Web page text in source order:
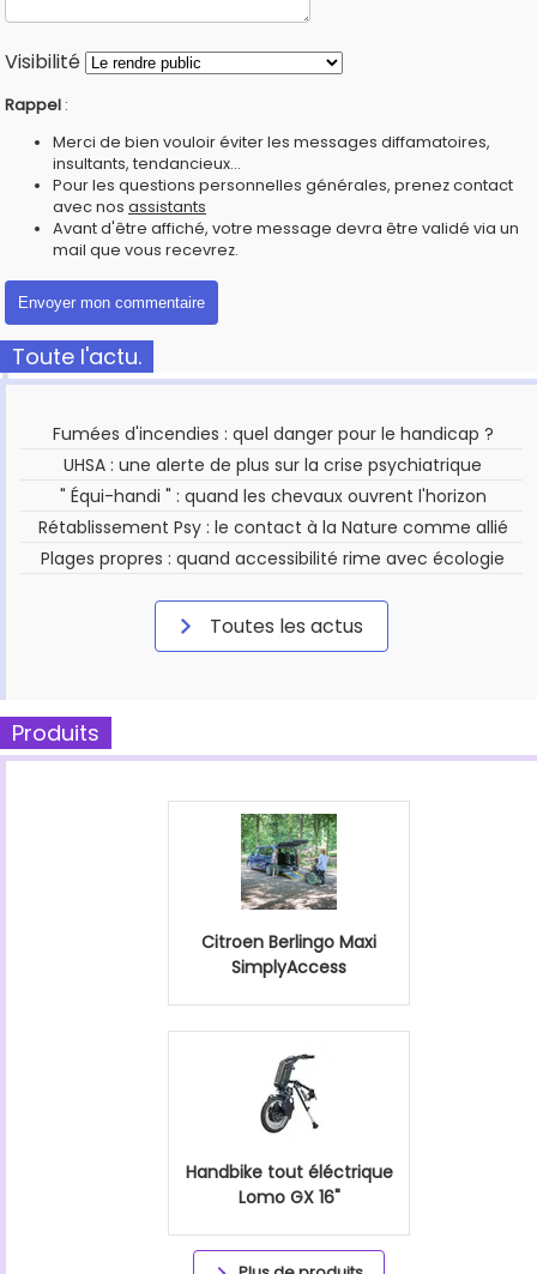
Visibilité
Rappel :
Merci de bien vouloir éviter les messages diffamatoires,
insultants, tendancieux...
Pour les questions personnelles générales, prenez contact
avec nos assistants
Avant d'être affiché, votre message devra être validé via un
mail que vous recevrez.
Toute l'actu.
Fumées d'incendies : quel danger pour le handicap ?
UHSA : une alerte de plus sur la crise psychiatrique
" Équi-handi " : quand les chevaux ouvrent l'horizon
Rétablissement Psy : le contact à la Nature comme allié
Plages propres : quand accessibilité rime avec écologie
Toutes les actus
Produits
Citroen Berlingo Maxi
SimplyAccess
Handbike tout éléctrique
Lomo GX 16"